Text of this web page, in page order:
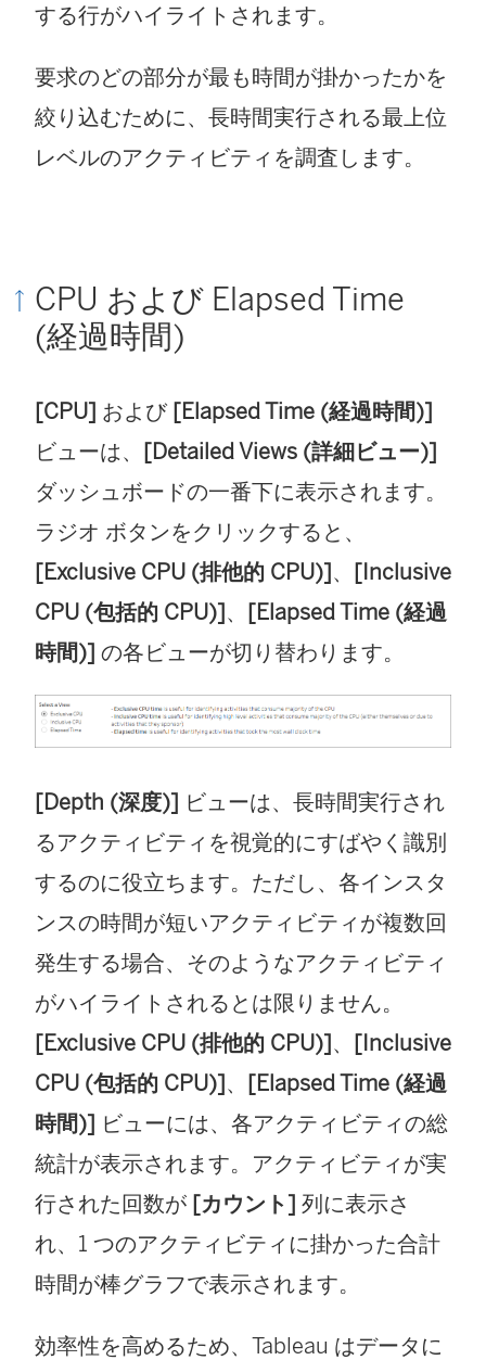
する行がハイライトされます。
要求のどの部分が最も時間が掛かったかを
絞り込むために、長時間実行される最上位
レベルのアクティビティを調査します。
CPU および Elapsed Time
(経過時間)
[CPU] および [Elapsed Time (経過時間)]
ビューは、
[Detailed Views (詳細ビュー)]
ダッシュボードの一番下に表示されます。
ラジオ ボタンをクリックすると、
[Exclusive CPU (排他的 CPU)] 、
[Inclusive
CPU (包括的 CPU)] 、
[Elapsed Time (経過
時間)] の各ビューが切り替わります。
[Depth (深度)] ビューは、長時間実行され
るアクティビティを視覚的にすばやく識別
するのに役立ちます。ただし、各インスタ
ンスの時間が短いアクティビティが複数回
発生する場合、そのようなアクティビティ
がハイライトされるとは限りません。
[Exclusive CPU (排他的 CPU)]、 [Inclusive
CPU (包括的 CPU)]、 [Elapsed Time (経過
時間)] ビューには、各アクティビティの総
統計が表示されます。アクティビティが実
行された回数が [カウント] 列に表示さ
れ、1 つのアクティビティに掛かった合計
時間が棒グラフで表示されます。
効率性を高めるため、Tableau はデータに